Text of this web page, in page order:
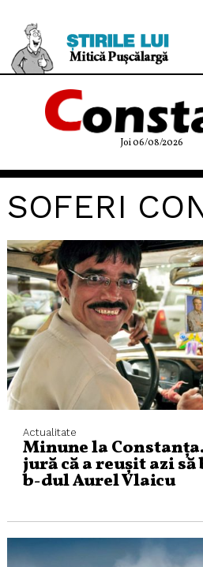
Joi 06/08/2026
SOFERI
Actualitate
Minune la
jură că a reușit azi să
b-dul Aurel Vlaicu